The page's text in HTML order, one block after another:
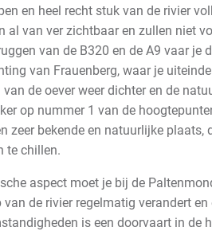
en heel recht stuk van de rivier
al van ver zichtbaar en zullen niet
van de B320 en de A9 vaar je
van Frauenberg, waar je
de oever weer dichter en de
op nummer 1 van de
zeer bekende en natuurlijke
te chillen.
aspect moet je bij de
de rivier regelmatig verandert
is een doorvaart in de